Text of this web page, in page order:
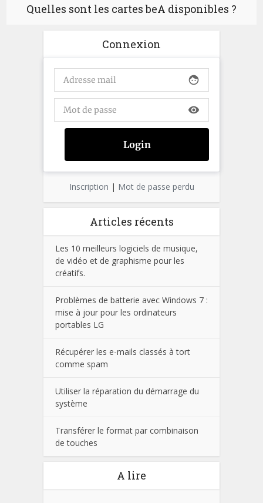
Quelles sont les cartes beA disponibles ?
Connexion
face
visibility
Inscription | Mot de passe perdu
Articles récents
Les 10 meilleurs logiciels de musique,
de vidéo et de graphisme pour les
créatifs.
Problèmes de batterie avec Windows 7 :
mise à jour pour les ordinateurs
portables LG
Récupérer les e-mails classés à tort
comme spam
Utiliser la réparation du démarrage du
système
Transférer le format par combinaison
de touches
A lire